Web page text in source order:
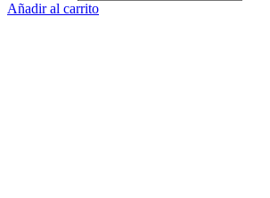
Añadir al carrito